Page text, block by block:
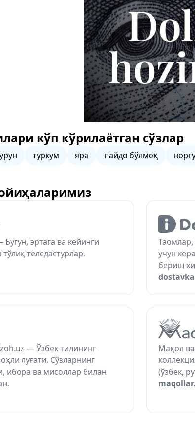
кўп кўрилаётган сўзлар
туркум яра пайдо бўлмоқ
эртага ва кейинги
теледастурлар.
учун
бериш
— Ўзбек тилининг
луғати. Сўзларнинг
ибора ва мисоллар билан
Мақол ва
(ўзбек,